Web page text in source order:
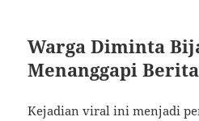
Warga Diminta
Menanggapi
Kejadian viral ini menjadi